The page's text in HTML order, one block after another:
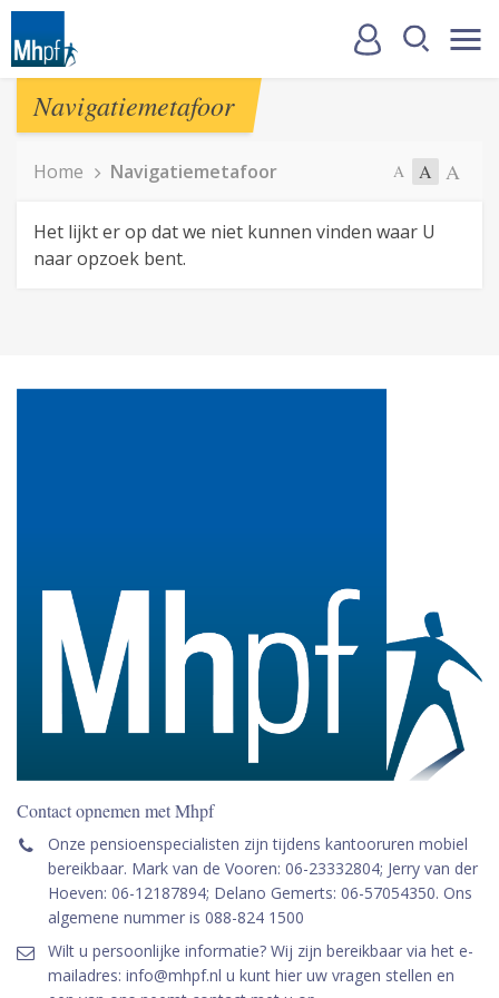
Navigatiemetafoor
Home Navigatiemetafoor A A A
Het lijkt er op dat we niet kunnen vinden waar U
naar opzoek bent.
Contact opnemen met Mhpf
Onze pensioenspecialisten zijn tijdens kantooruren mobiel
bereikbaar. Mark van de Vooren: 06-23332804; Jerry van der
Hoeven: 06-12187894; Delano Gemerts: 06-57054350. Ons
algemene nummer is 088-824 1500
Wilt u persoonlijke informatie? Wij zijn bereikbaar via het e-
mailadres: info@mhpf.nl u kunt hier uw vragen stellen en